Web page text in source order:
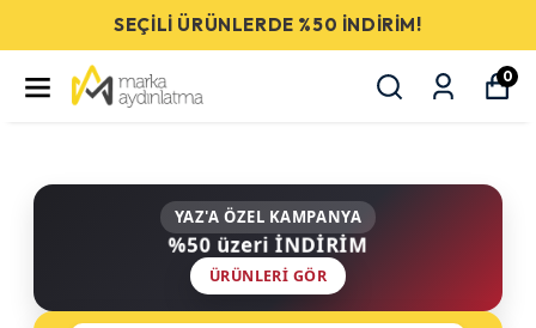
SEÇİLİ ÜRÜNLERDE %50 İNDİRİM!
0
YAZ'A ÖZEL KAMPANYA
%50 üzeri İNDİRİM
ÜRÜNLERI GÖR